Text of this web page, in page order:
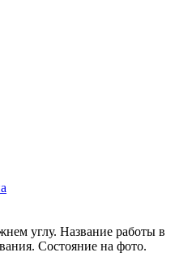
углу. Название работы в
Состояние на фото.